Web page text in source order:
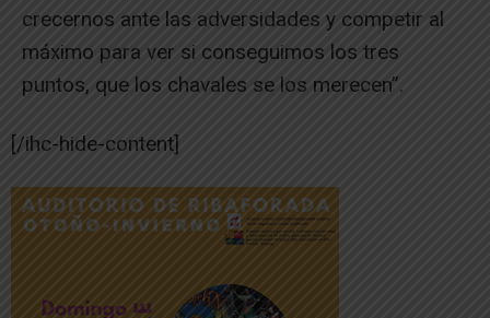
crecernos ante las adversidades y competir al
máximo para ver si conseguimos los tres
puntos, que los chavales se los merecen”.
[/ihc-hide-content]